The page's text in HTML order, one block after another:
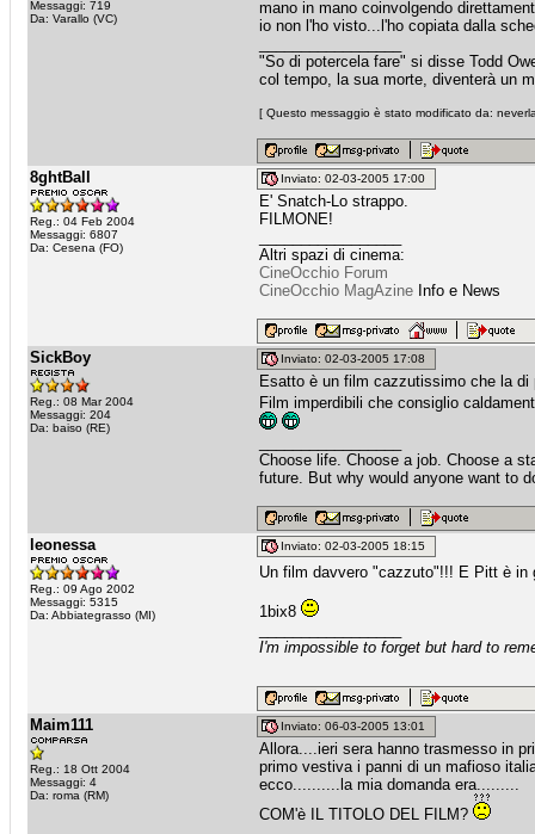
Messaggi: 719
Da: Varallo (VC)
mano in mano coinvolgendo
io non l'ho visto...l'ho copiata dalla
"So di potercela fare" si disse Todd
col tempo, la sua morte, diventerà un
[ Questo messaggio è stato modificato da:
8ghtBall
Reg.: 04 Feb 2004
Messaggi: 6807
Da: Cesena (FO)
Inviato: 02-03-2005 17:00
E' Snatch-Lo strappo.
FILMONE!
Altri spazi di cinema:
CineOcchio Forum
CineOcchio MagAzine Info e News
SickBoy
Reg.: 08 Mar 2004
Messaggi: 204
Da: baiso (RE)
Inviato: 02-03-2005 17:08
Esatto è un film cazzutissimo che la
Film imperdibili che consiglio
Choose life. Choose a job. Choose a
future. But why would anyone want to
leonessa
Reg.: 09 Ago 2002
Messaggi: 5315
Da: Abbiategrasso (MI)
Inviato: 02-03-2005 18:15
Un film davvero "cazzuto"!!! E Pitt è
1bix8
I'm impossible to forget but hard to
Maim111
Reg.: 18 Ott 2004
Messaggi: 4
Da: roma (RM)
Inviato: 06-03-2005 13:01
Allora....ieri sera hanno trasmesso in
primo vestiva i panni di un mafioso
ecco..........la mia domanda era.........
COM'è IL TITOLO DEL FILM?